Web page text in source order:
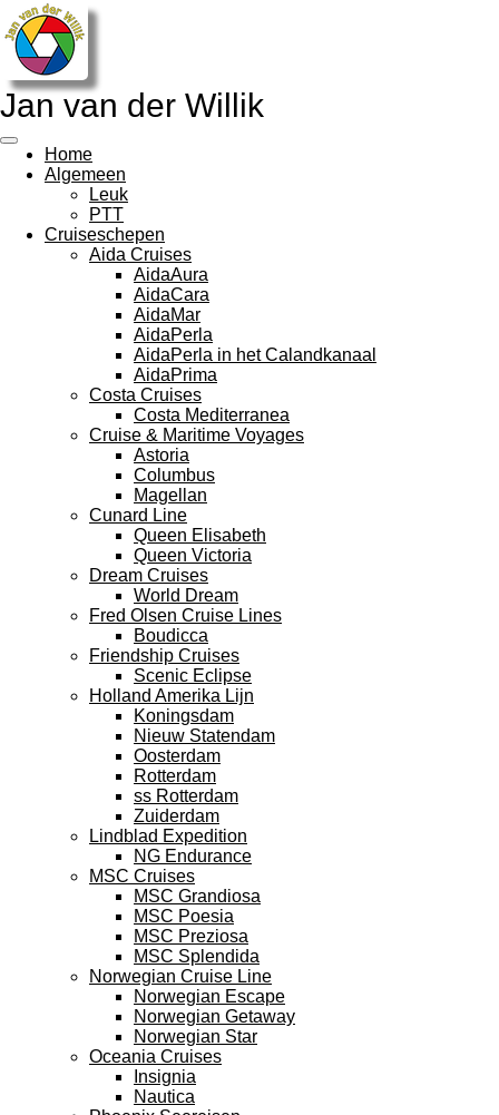
Ga
direct
naar
de
hoofdinhoud
Jan van der Willik
Home
Algemeen
Leuk
PTT
Cruiseschepen
Aida Cruises
AidaAura
AidaCara
AidaMar
AidaPerla
AidaPerla in het Calandkanaal
AidaPrima
Costa Cruises
Costa Mediterranea
Cruise & Maritime Voyages
Astoria
Columbus
Magellan
Cunard Line
Queen Elisabeth
Queen Victoria
Dream Cruises
World Dream
Fred Olsen Cruise Lines
Boudicca
Friendship Cruises
Scenic Eclipse
Holland Amerika Lijn
Koningsdam
Nieuw Statendam
Oosterdam
Rotterdam
ss Rotterdam
Zuiderdam
Lindblad Expedition
NG Endurance
MSC Cruises
MSC Grandiosa
MSC Poesia
MSC Preziosa
MSC Splendida
Norwegian Cruise Line
Norwegian Escape
Norwegian Getaway
Norwegian Star
Oceania Cruises
Insignia
Nautica